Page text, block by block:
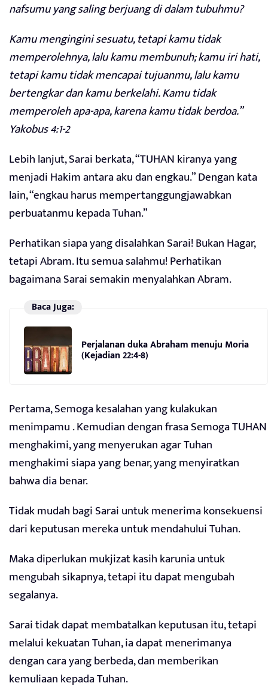
nafsumu yang saling berjuang di dalam tubuhmu?
Kamu mengingini sesuatu, tetapi kamu tidak
memperolehnya, lalu kamu membunuh; kamu iri hati,
tetapi kamu tidak mencapai tujuanmu, lalu kamu
bertengkar dan kamu berkelahi. Kamu tidak
memperoleh apa-apa, karena kamu tidak berdoa.”
Yakobus 4:1-2
Lebih lanjut, Sarai berkata, “TUHAN kiranya yang
menjadi Hakim antara aku dan engkau.” Dengan kata
lain, “engkau harus mempertanggungjawabkan
perbuatanmu kepada Tuhan.”
Perhatikan siapa yang disalahkan Sarai! Bukan Hagar,
tetapi Abram. Itu semua salahmu! Perhatikan
bagaimana Sarai semakin menyalahkan Abram.
Baca Juga:
Perjalanan duka Abraham menuju Moria
(Kejadian 22:4-8)
Pertama, Semoga kesalahan yang kulakukan
menimpamu . Kemudian dengan frasa Semoga TUHAN
menghakimi, yang menyerukan agar Tuhan
menghakimi siapa yang benar, yang menyiratkan
bahwa dia benar.
Tidak mudah bagi Sarai untuk menerima konsekuensi
dari keputusan mereka untuk mendahului Tuhan.
Maka diperlukan mukjizat kasih karunia untuk
mengubah sikapnya, tetapi itu dapat mengubah
segalanya.
Sarai tidak dapat membatalkan keputusan itu, tetapi
melalui kekuatan Tuhan, ia dapat menerimanya
dengan cara yang berbeda, dan memberikan
kemuliaan kepada Tuhan.